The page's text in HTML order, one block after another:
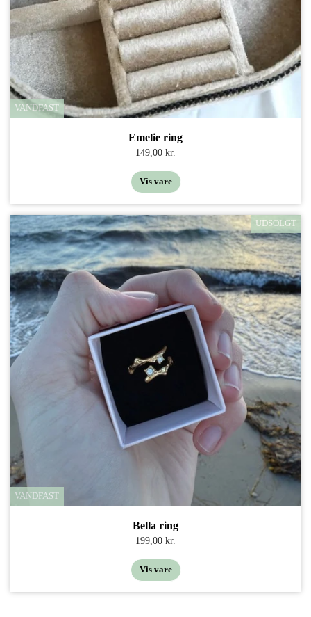
VANDFAST
Emelie ring
149,00 kr.
Vis vare
UDSOLGT
VANDFAST
Bella ring
199,00 kr.
Vis vare